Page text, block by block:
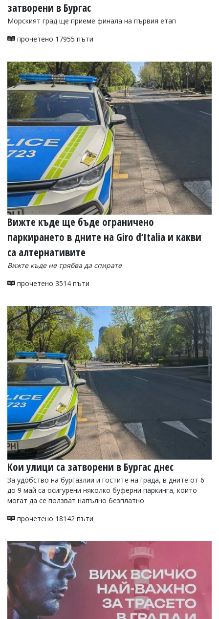
затворени в Бургас
Морският град ще приеме финала на първия етап
прочетено 17955 пъти
Вижте къде ще бъде ограничено
паркирането в дните на Giro d’Italia и какви
са алтернативите
Вижте къде не трябва да спирате
прочетено 3514 пъти
Кои улици са затворени в Бургас днес
За удобство на бургазлии и гостите на града, в дните от 6
до 9 май са осигурени няколко буферни паркинга, които
могат да се ползват напълно безплатно
прочетено 18142 пъти